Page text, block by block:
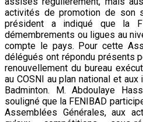
activités de promotion de son
président a indiqué que la
démembrements ou ligues au
compte le pays. Pour cette
délégués ont répondu présents
renouvellement du bureau
au COSNI au plan national et
Badminton. M. Abdoulaye
souligné que la FENIBAD
Assemblées Générales, aux